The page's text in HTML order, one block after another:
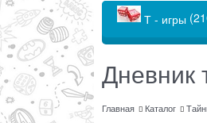
Т - игры
Дневник
Главная Каталог